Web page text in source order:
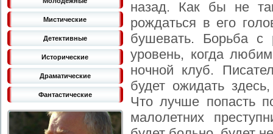
Мистические
Детективные
Исторические
Драматические
Фантастические
назад. Как бы не
рождаться в его
бушевать. Борьба с
уровень, когда
ночной клуб.
будет ожидать
Что лучше попасть
малолетних